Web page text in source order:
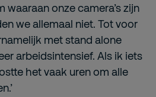
onze camera’s zijn
we allemaal niet. Tot voor
met stand alone
arbeidsintensief. Als ik iets
het vaak uren om alle